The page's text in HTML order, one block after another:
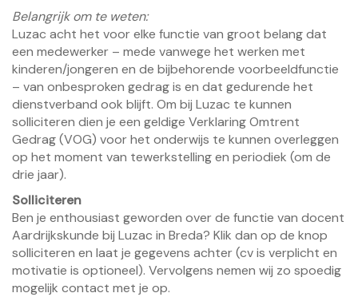
Belangrijk om te weten:
Luzac acht het voor elke functie van groot belang dat
een medewerker – mede vanwege het werken met
kinderen/jongeren en de bijbehorende voorbeeldfunctie
– van onbesproken gedrag is en dat gedurende het
dienstverband ook blijft. Om bij Luzac te kunnen
solliciteren dien je een geldige Verklaring Omtrent
Gedrag (VOG) voor het onderwijs te kunnen overleggen
op het moment van tewerkstelling en periodiek (om de
drie jaar).
Solliciteren
Ben je enthousiast geworden over de functie van docent
Aardrijkskunde bij Luzac in Breda? Klik dan op de knop
solliciteren en laat je gegevens achter (cv is verplicht en
motivatie is optioneel). Vervolgens nemen wij zo spoedig
mogelijk contact met je op.